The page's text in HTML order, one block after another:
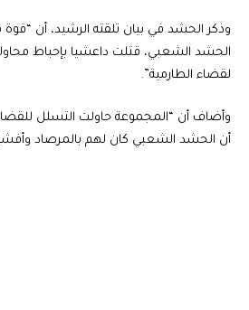
وذكر الحشد في بيان تلقته الرشيد، أن
الحشد الشعبي، قتلت داعشيا بإحباط
لقضاء الطارمية”.
وأضاف أن “المجموعة حاولت التسلل للقضاء
أن الحشد الشعبي كان لهم بالمرصاد